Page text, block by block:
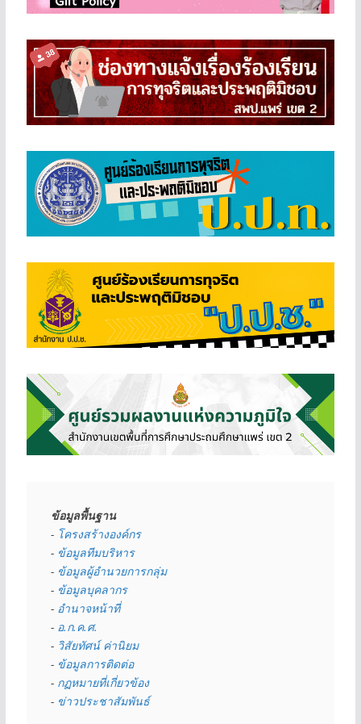
ข้อมูลพื้นฐาน
- โครงสร้างองค์กร
- ข้อมูลทีมบริหาร
- ข้อมูลผู้อำนวยการกลุ่ม
- ข้อมูลบุคลากร
- อำนาจหน้าที่
- อ.ก.ค.ศ.
- วิสัยทัศน์ ค่านิยม
- ข้อมูลการติดต่อ
- กฏหมายที่เกี่ยวข้อง
- ข่าวประชาสัมพันธ์